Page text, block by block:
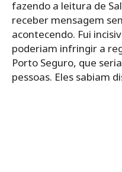
fazendo a leitura de
receber mensagem
acontecendo. Fui
poderiam infringir a
Porto Seguro, que
pessoas. Eles sabiam